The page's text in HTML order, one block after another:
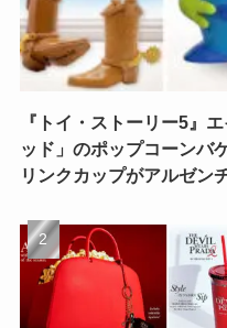
『トイ・ストーリー5』
ッド」のポップコーンバ
リンクカップがアルゼン